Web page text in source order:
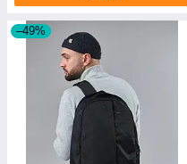
–49%